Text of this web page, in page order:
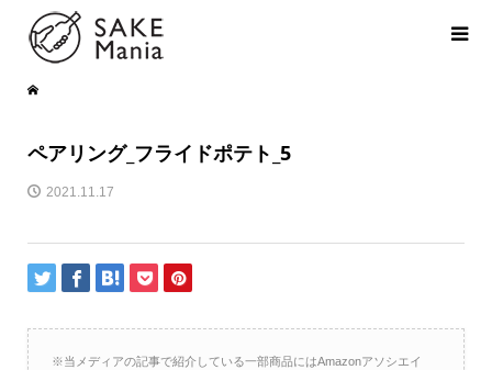
ペアリング_フライドポテト_5
2021.11.17
※当メディアの記事で紹介している一部商品にはAmazonアソシエイ